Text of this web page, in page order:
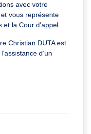
avec votre
vous représente
et la Cour d’appel.
Christian DUTA est
d’un